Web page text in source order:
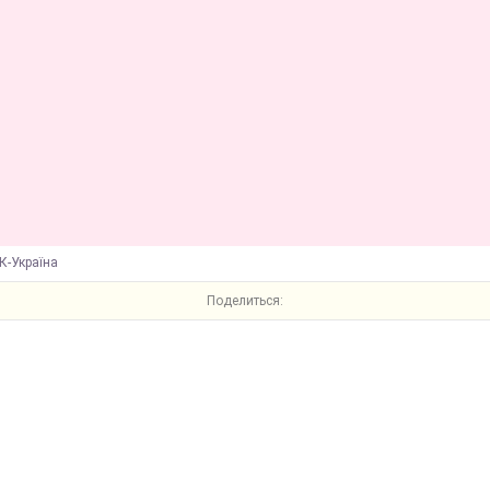
Україна
Поделиться: